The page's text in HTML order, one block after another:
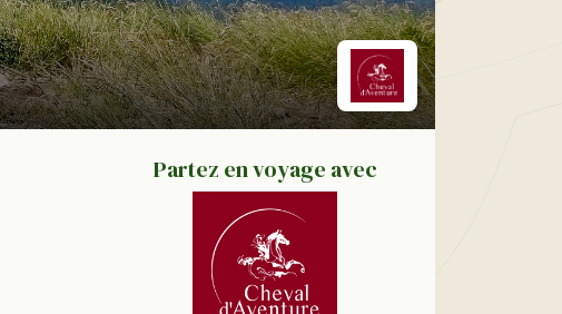
Partez en voyage avec